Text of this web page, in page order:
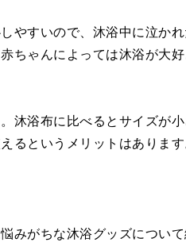
やすいので、沐浴中に泣か
ちゃんによっては沐浴が大
沐浴布に比べるとサイズが
るというメリットはあります
みがちな沐浴グッズについて